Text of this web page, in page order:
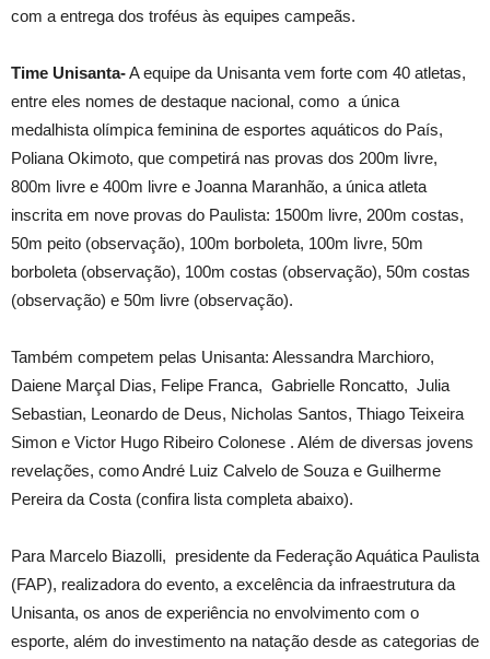
com a entrega dos troféus às equipes campeãs.
Time Unisanta-A equipe da Unisanta vem forte com 40 atletas,
entre eles nomes de destaque nacional, como a única
medalhista olímpica feminina de esportes aquáticos do País,
Poliana Okimoto, que competirá nas provas dos 200m livre,
800m livre e 400m livre e Joanna Maranhão, a única atleta
inscrita em nove provas do Paulista: 1500m livre, 200m costas,
50m peito (observação), 100m borboleta, 100m livre, 50m
borboleta (observação), 100m costas (observação), 50m costas
(observação) e 50m livre (observação).
Também competem pelas Unisanta: Alessandra Marchioro,
Daiene Marçal Dias, Felipe Franca, Gabrielle Roncatto, Julia
Sebastian, Leonardo de Deus, Nicholas Santos, Thiago Teixeira
Simon e Victor Hugo Ribeiro Colonese . Além de diversas jovens
revelações, como André Luiz Calvelo de Souza e Guilherme
Pereira da Costa (confira lista completa abaixo).
Para Marcelo Biazolli, presidente da Federação Aquática Paulista
(FAP), realizadora do evento, a excelência da infraestrutura da
Unisanta, os anos de experiência no envolvimento com o
esporte, além do investimento na natação desde as categorias de